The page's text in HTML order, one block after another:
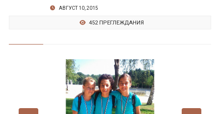
АВГУСТ 10, 2015
452 ПРЕГЛЕЖДАНИЯ